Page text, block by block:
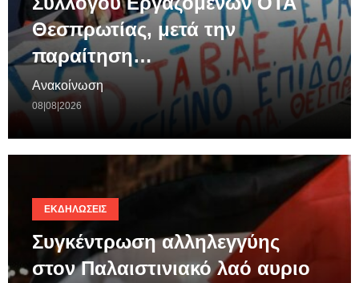
Θεσπρωτίας, μετά την
παραίτηση…
Ανακοίνωση
08|08|2026
ΕΚΔΗΛΏΣΕΙΣ
Συγκέντρωση αλληλεγγύης
στον Παλαιστινιακό λαό αυριο